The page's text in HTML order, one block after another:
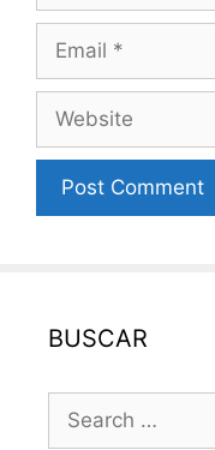
Email
Website
BUSCAR
Search
for: